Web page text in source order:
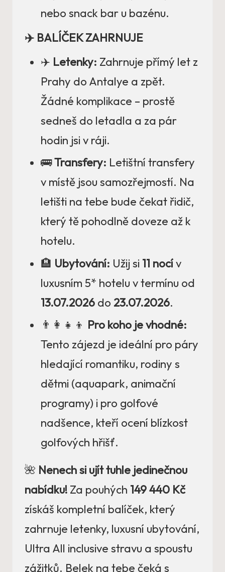
nebo snack bar u bazénu.
✈️ BALÍČEK ZAHRNUJE
✈️ Letenky: Zahrnuje přímý let z
Prahy do Antalye a zpět.
Žádné komplikace – prostě
sedneš do letadla a za pár
hodin jsi v ráji.
🚌Transfery: Letištní transfery
v místě jsou samozřejmostí. Na
letišti na tebe bude čekat řidič,
který tě pohodlně doveze až k
hotelu.
🏨 Ubytování: Užij si 11 nocív
luxusním 5* hotelu v termínu od
13.07.2026 do 23.07.2026.
👨‍👩‍👧‍👦 Pro koho je vhodné:
Tento zájezd je ideální pro páry
hledající romantiku, rodiny s
dětmi (aquapark, animační
programy) i pro golfové
nadšence, kteří ocení blízkost
golfových hřišť.
🌺 Nenech si ujít tuhle jedinečnou
nabídku! Za pouhých 149 440 Kč
získáš kompletní balíček, který
zahrnuje letenky, luxusní ubytování,
Ultra All inclusive stravu a spoustu
zážitků. Belek na tebe čeká s